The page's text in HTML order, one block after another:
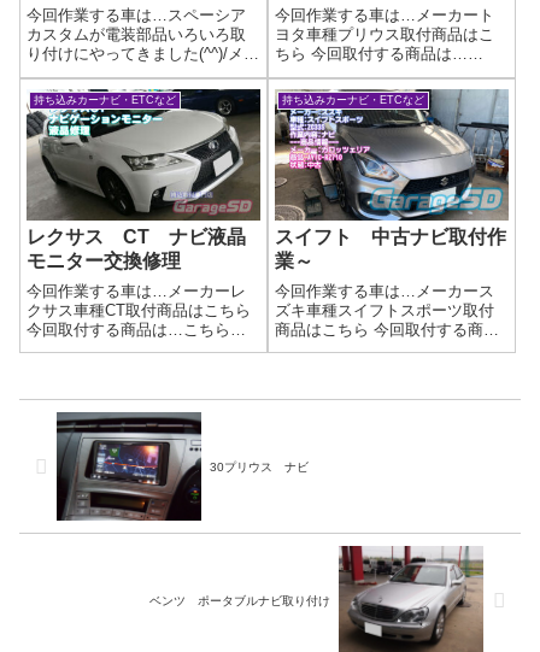
今回作業する車は…スペーシア
カスタムが電装部品いろいろ取
り付けにやってきました(^^)/メー
カースズキ車種スペーシアカス
タム取付商品はこちら 今回取付
する商品は…carrozzeria AVIC-
RF720アルパイン DVR-
DM1000A...
今回作業する車は…メーカート
ヨタ車種プリウス取付商品はこ
ちら 今回取付する商品は…
AVIC-RZ802 カロッツェリア製
中古品です バックカメラは汎
用品作業写真今回は元々のナビ
ゲーションがパネル違いなの
で、パネルも交換になります。
バックカメ...
持ち込みカーナビ・ETCなど
レクサス CT ナビ液晶
モニター交換修理
今回作業する車は…メーカーレ
クサス車種CT取付商品はこちら
今回取付する商品は…こちらの
バックライトが切れてしまった
けて作業しましょうオークショ
ンなどで中古...
持ち込みカーナビ・ETCなど
スイフト 中古ナビ取付作
業～
今回作業する車は…メーカース
ズキ車種スイフトスポーツ取付
商品はこちら 今回取付する商品
は…カロッツェリア AVIC-RZ710
30プリウス ナビ
ベンツ ポータブルナビ取り付け